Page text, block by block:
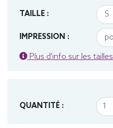
TAILLE :
IMPRESSION :
Plus d'info sur les tailles
QUANTITÉ :